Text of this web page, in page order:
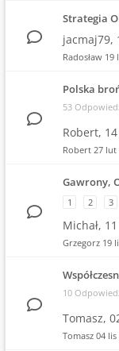
Strategia
jacmaj79,
Radosław 19
Polska
53
Robert,
Robert 27 lut
Gawrony,
1
2 3
Michał,
Grzegorz 19
10
Tomasz,
Tomasz 04 lis